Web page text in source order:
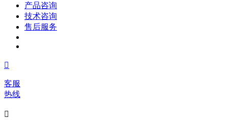
产品咨询
技术咨询
售后服务

客服
热线
